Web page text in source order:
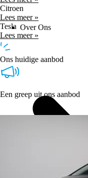
Over Ons
Citroen
Lees meer »
Tesla
Lees meer »
Ons huidige aanbod
Een greep uit ons aanbod